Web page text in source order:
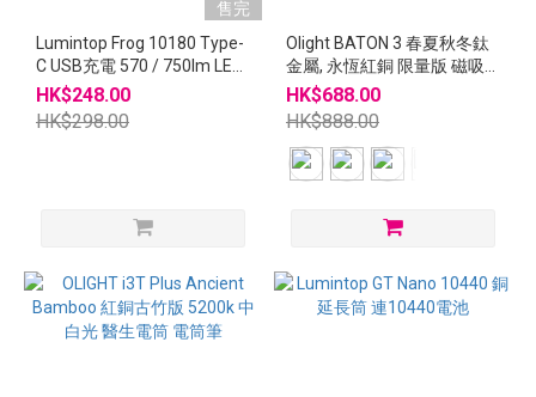
售完
Lumintop Frog 10180 Type-
C USB充電 570 / 750lm LED
匙扣電筒 青銅化版
HK$248.00
HK$298.00
Olight BATON 3 春夏秋冬鈦
金屬, 永恆紅銅 限量版 磁吸
電筒
HK$688.00
HK$888.00